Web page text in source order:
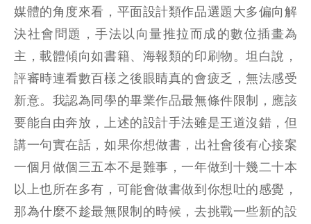
媒體的角度來看，平面設計類作品選題大多偏向解
決社會問題，手法以向量推拉而成的數位插畫為
主，載體傾向如書籍、海報類的印刷物。坦白說，
評審時連看數百樣之後眼睛真的會疲乏，無法感受
新意。我認為同學的畢業作品最無條件限制，應該
要能自由奔放，上述的設計手法雖是王道沒錯，但
講一句實在話，如果你想做書，出社會後有心接案
一個月做個三五本不是難事，一年做到十幾二十本
以上也所在多有，可能會做書做到你想吐的感覺，
那為什麼不趁最無限制的時候，去挑戰一些新的設